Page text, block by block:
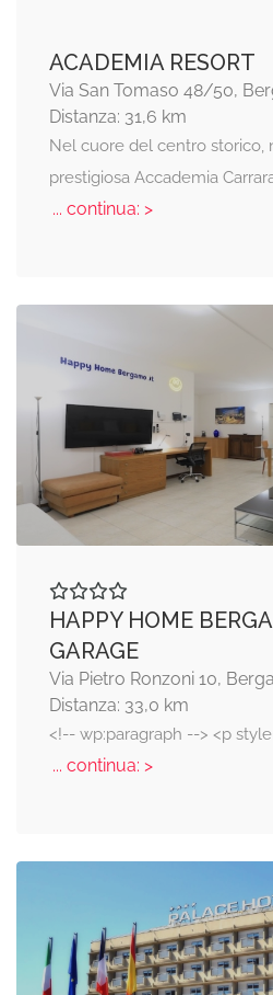
ACADEMIA RESORT
Via San Tomaso 48/50,
Distanza: 31,6 km
Nel cuore del centro storico,
prestigiosa Accademia
... continua: >
HAPPY HOME
GARAGE
Via Pietro Ronzoni 10,
Distanza: 33,0 km
<!-- wp:paragraph --> <p
... continua: >